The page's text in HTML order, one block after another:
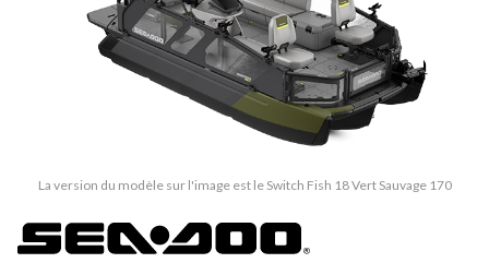
La version du modèle sur l'image est le Switch Fish 18 Vert Sauvage 170